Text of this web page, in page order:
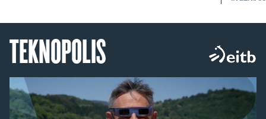
TEKNOPOLIS